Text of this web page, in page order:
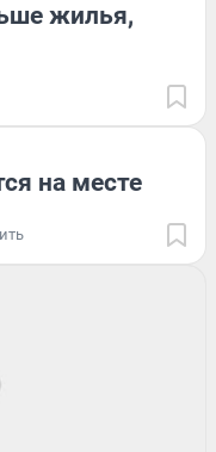
жилья,
на месте